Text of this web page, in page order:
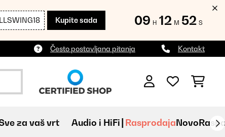
Kupite sada 09 H 12 M 51 S
Često postavljana pitanja Kontakt
za vaš vrt Audio i HiFi RasprodajaNovo